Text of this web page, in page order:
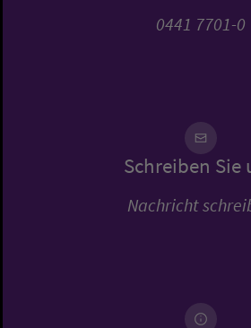
0441 7701-0
Schreiben Sie
Nachricht